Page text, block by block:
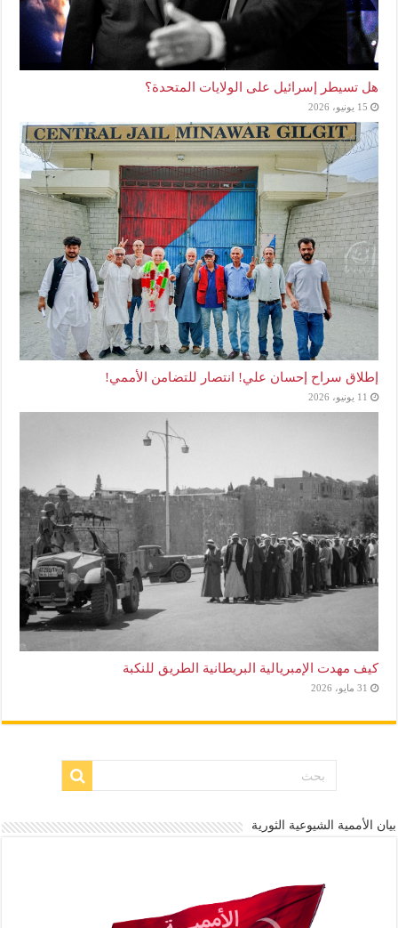
هل تسيطر إسرائيل على الولايات المتحدة؟
15 يونيو، 2026
إطلاق سراح إحسان علي! انتصار للتضامن الأممي!
11 يونيو، 2026
كيف مهدت الإمبريالية البريطانية الطريق للنكبة
31 مايو، 2026
بيان الأممية الشيوعية الثورية